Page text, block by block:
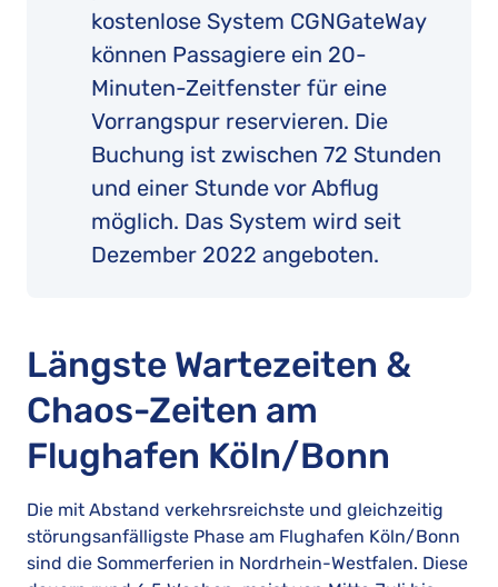
kostenlose System CGNGateWay
können Passagiere ein 20-
Minuten-Zeitfenster für eine
Vorrangspur reservieren. Die
Buchung ist zwischen 72 Stunden
und einer Stunde vor Abflug
möglich. Das System wird seit
Dezember 2022 angeboten.
Längste Wartezeiten &
Chaos-Zeiten am
Flughafen Köln/Bonn
Die mit Abstand verkehrsreichste und gleichzeitig
störungsanfälligste Phase am Flughafen Köln/Bonn
sind die Sommerferien in Nordrhein-Westfalen. Diese